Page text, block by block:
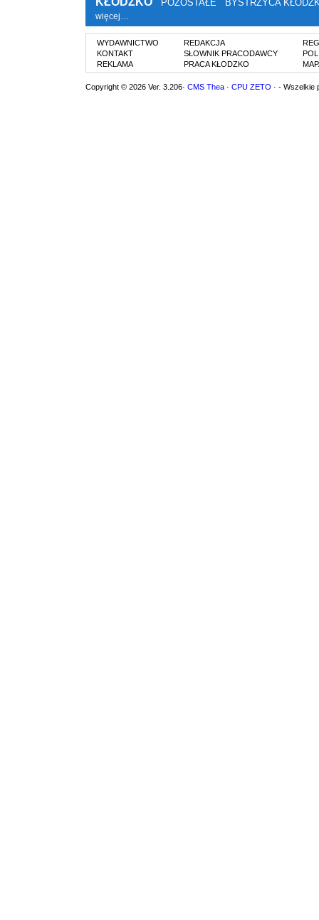
POZOSTAŁE BYSTRZYCA
więcej…
WYDAWNICTWO
KONTAKT
REKLAMA
REDAKCJA
SŁOWNIK PRACODAWCY
PRACA KŁODZKO
Copyright © 2026 Ver. 3.206· CMS Thea · CPU ZETO · - Wszelkie